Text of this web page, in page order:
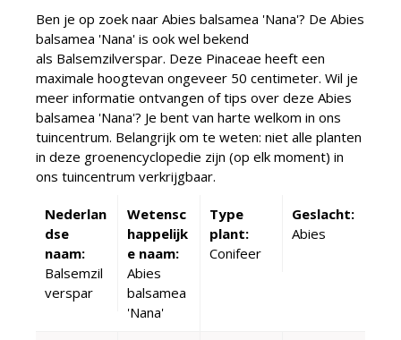
Ben je op zoek naar Abies balsamea 'Nana'? De Abies
balsamea 'Nana' is ook wel bekend
als Balsemzilverspar. Deze Pinaceae heeft een
maximale hoogtevan ongeveer 50 centimeter. Wil je
meer informatie ontvangen of tips over deze Abies
balsamea 'Nana'? Je bent van harte welkom in ons
tuincentrum. Belangrijk om te weten: niet alle planten
in deze groenencyclopedie zijn (op elk moment) in
ons tuincentrum verkrijgbaar.
Nederlan
dse
naam:
Balsemzil
verspar
Wetensc
happelijk
e naam:
Abies
balsamea
'Nana'
Type
plant:
Conifeer
Geslacht:
Abies